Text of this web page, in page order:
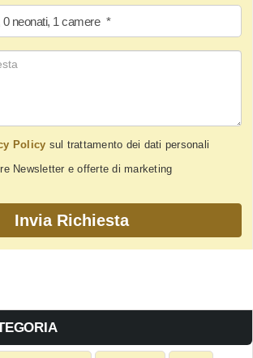
0 neonati, 1 camere *
Policy sul trattamento dei dati personali
Newsletter e offerte di marketing